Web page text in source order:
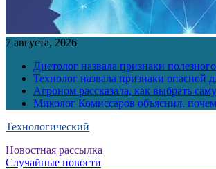
7 августа, 2026
Диетолог назвала признаки
Технолог назвала признаки опасной
Агроном рассказала, как выбрать
Миколог Комиссаров объяснил,
Технологический
Новостная рассылка
Случайные новости